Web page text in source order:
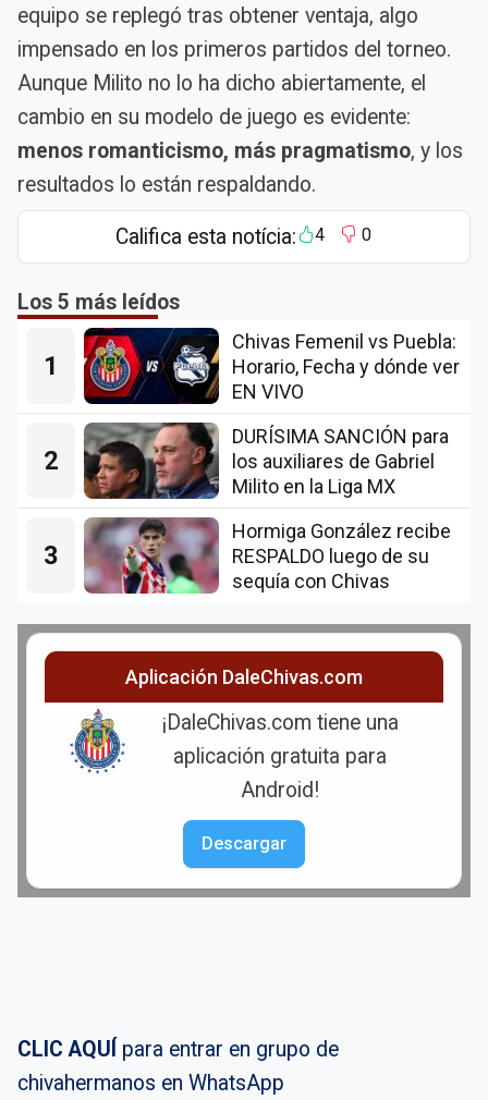
equipo se replegó tras obtener ventaja, algo
impensado en los primeros partidos del torneo.
Aunque Milito no lo ha dicho abiertamente, el
cambio en su modelo de juego es evidente:
menos romanticismo, más pragmatismo, y los
resultados lo están respaldando.
Califica esta notícia: 4 0
Los 5 más leídos
1
Chivas Femenil vs Puebla:
Horario, Fecha y dónde ver
EN VIVO
2
DURÍSIMA SANCIÓN para
los auxiliares de Gabriel
Milito en la Liga MX
3
Hormiga González recibe
RESPALDO luego de su
sequía con Chivas
Aplicación DaleChivas.com
¡DaleChivas.com tiene una
aplicación gratuita para
Android!
Descargar
CLIC AQUÍ para entrar en grupo de
chivahermanos en WhatsApp